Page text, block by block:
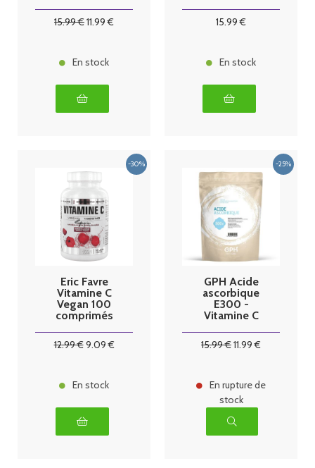
15.99€11.99 €
En stock
15.99 €
En stock
Eric Favre
Vitamine C
Vegan 100
comprimés
12.99€9.09€
En stock
GPH Acide
ascorbique
E300 -
Vitamine C
15.99€11.99 €
En rupture de
stock